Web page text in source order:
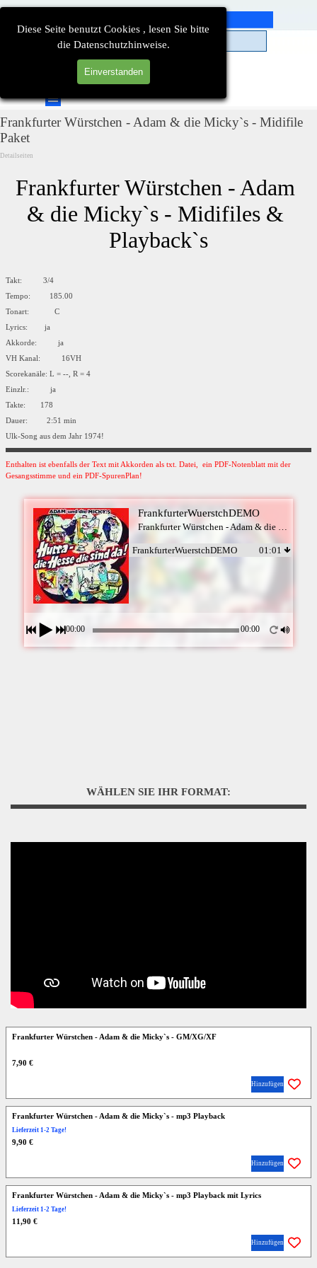
Diese Seite benutzt Cookies , lesen Sie bitte
die Datenschutzhinweise.
Einverstanden
Direkt zum Seiteninhalt
Menü überspringen
Frankfurter Würstchen - Adam & die Micky`s - Midifile
Paket
Detailseiten
Frankfurter Würstchen - Adam
& die Micky`s - Midifiles &
Playback`s
Takt: 3/4
Tempo: 185.00
Tonart: C
Lyrics: ja
Akkorde: ja
VH Kanal: 16VH
Scorekanäle: L = --, R = 4
Einzlr.: ja
Takte: 178
Dauer: 2:51 min
Ulk-Song aus dem Jahr 1974!
Enthalten ist ebenfalls der Text mit Akkorden als txt. Datei, ein PDF-Notenblatt mit der
Gesangsstimme und ein PDF-SpurenPlan!
FrankfurterWuerstchDEMO
FrankfurterWuerstchDEMO 01:01
00:00 00:00
WÄHLEN SIE IHR FORMAT:
Frankfurter Würstchen - Adam & die Micky`s - GM/XG/XF
7,90 €
Hinzufügen
Frankfurter Würstchen - Adam & die Micky`s - mp3 Playback
Lieferzeit 1-2 Tage!
9,90 €
Hinzufügen
Frankfurter Würstchen - Adam & die Micky`s - mp3 Playback mit Lyrics
Lieferzeit 1-2 Tage!
11,90 €
Hinzufügen